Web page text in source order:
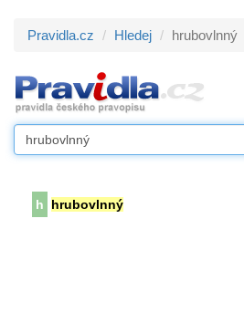
Pravidla.cz Hledej hrubovlnný
h hrubovlnný